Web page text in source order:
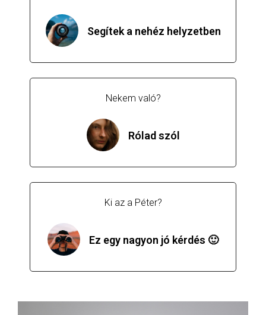
Segítek a nehéz helyzetben
Nekem való?
Rólad szól
Ki az a Péter?
Ez egy nagyon jó kérdés 🙂